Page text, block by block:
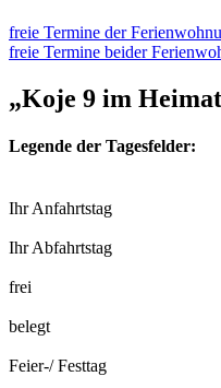
freie Termine der
freie Termine beider
„Koje 9 im
Legende der Tagesfelder:
Ihr Anfahrtstag
Ihr Abfahrtstag
frei
belegt
Feier-/ Festtag